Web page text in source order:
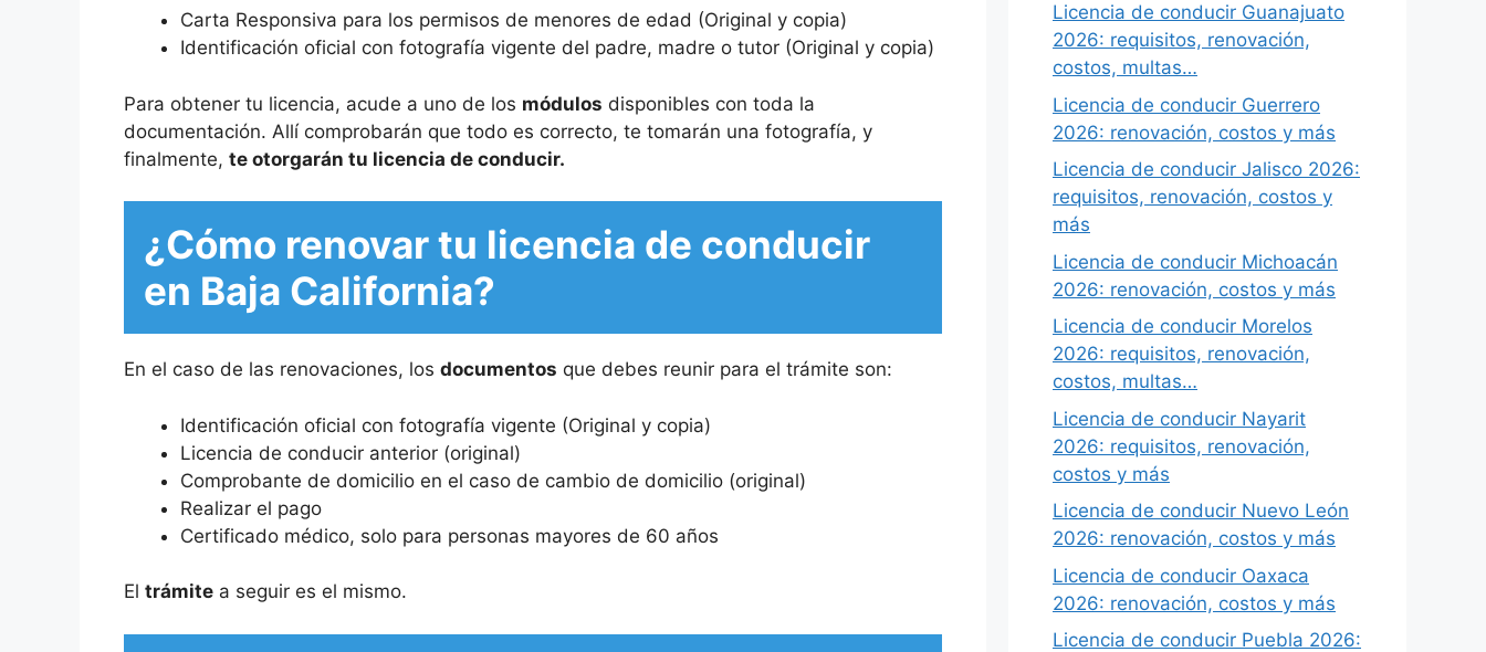
Carta Responsiva para los permisos de menores de edad (Original y copia)
Identificación oficial con fotografía vigente del padre, madre o tutor (Original y copia)
Para obtener tu licencia, acude a uno de los módulos disponibles con toda la
documentación. Allí comprobarán que todo es correcto, te tomarán una fotografía, y
finalmente, te otorgarán tu licencia de conducir.
¿Cómo renovar tu licencia de conducir
en Baja California?
En el caso de las renovaciones, los documentos que debes reunir para el trámite son:
Identificación oficial con fotografía vigente (Original y copia)
Licencia de conducir anterior (original)
Comprobante de domicilio en el caso de cambio de domicilio (original)
Realizar el pago
Certificado médico, solo para personas mayores de 60 años
El trámite a seguir es el mismo.
Licencia de conducir Guanajuato
2026: requisitos, renovación,
costos, multas…
Licencia de conducir Guerrero
2026: renovación, costos y más
Licencia de conducir Jalisco 2026:
requisitos, renovación, costos y
más
Licencia de conducir Michoacán
2026: renovación, costos y más
Licencia de conducir Morelos
2026: requisitos, renovación,
costos, multas…
Licencia de conducir Nayarit
2026: requisitos, renovación,
costos y más
Licencia de conducir Nuevo León
2026: renovación, costos y más
Licencia de conducir Oaxaca
2026: renovación, costos y más
Licencia de conducir Puebla 2026: